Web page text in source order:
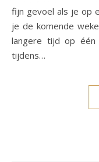
fijn gevoel als je op
je de komende
langere tijd op
tijdens…